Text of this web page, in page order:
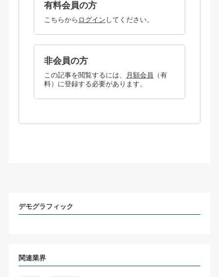
有料会員の方
こちらから ログイン してください。
非会員の方
この記事を閲覧するには、 月額会員
（有
料）に登録する必要があります。
デモグラフィック
関連業界